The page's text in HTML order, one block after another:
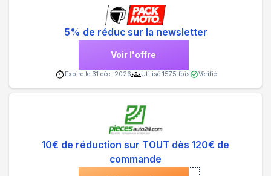
5% de réduc sur la newsletter
Voir l'offre
Expire le 31 déc. 2026 Utilisé 1575 fois Vérifié
10€ de réduction sur TOUT dès 120€ de
commande